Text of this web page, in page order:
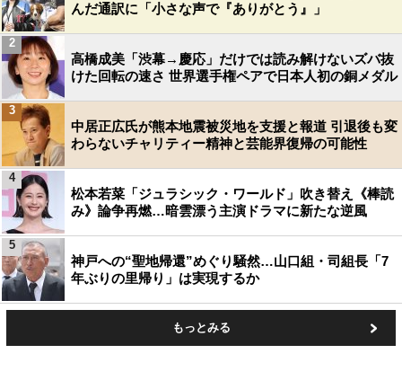
んだ通訳に「小さな声で『ありがとう』」
高橋成美「渋幕→慶応」だけでは読み解けないズバ抜
けた回転の速さ 世界選手権ペアで日本人初の銅メダル
2
中居正広氏が熊本地震被災地を支援と報道 引退後も変
わらないチャリティー精神と芸能界復帰の可能性
3
松本若菜「ジュラシック・ワールド」吹き替え《棒読
み》論争再燃…暗雲漂う主演ドラマに新たな逆風
4
神戸への“聖地帰還”めぐり騒然…山口組・司組長「7
年ぶりの里帰り」は実現するか
5
もっとみる